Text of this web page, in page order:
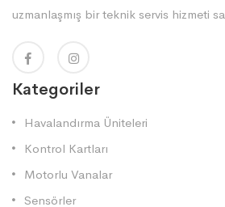
uzmanlaşmış bir teknik servis hizmeti
Kategoriler
Havalandırma Üniteleri
Kontrol Kartları
Motorlu Vanalar
Sensörler